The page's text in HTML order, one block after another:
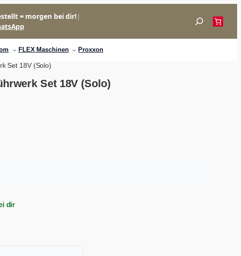
= morgen bei dir!|
Suchen
FLEX Maschinen Proxxon
Set 18V (Solo)
Set 18V (Solo)
dir